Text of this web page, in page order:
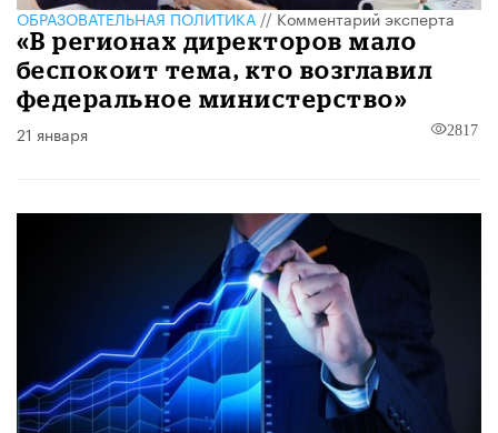
ОБРАЗОВАТЕЛЬНАЯ ПОЛИТИКА//Комментарий эксперта
«В регионах директоров мало
беспокоит тема, кто возглавил
федеральное министерство»
21 января 2817